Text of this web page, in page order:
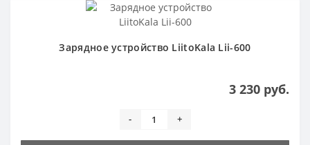
Зарядное устройство LiitoKala Lii-600
3 230 руб.
- +